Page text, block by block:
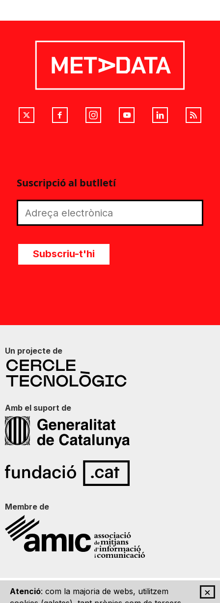
×
Atenció: com la majoria de webs, utilitzem
Suscripció al butlletí
Subscriu-t'hi
Un projecte de
Amb el suport de
Membre de
Qui som Contacte Imatge Gràfica Avís legal